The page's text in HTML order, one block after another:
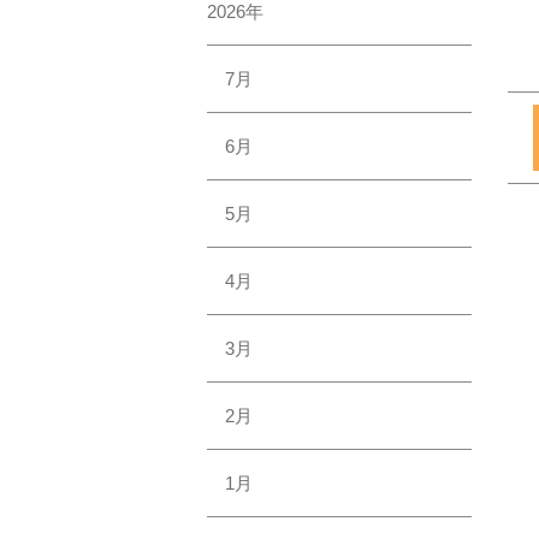
2026年
7月
6月
5月
4月
3月
2月
1月